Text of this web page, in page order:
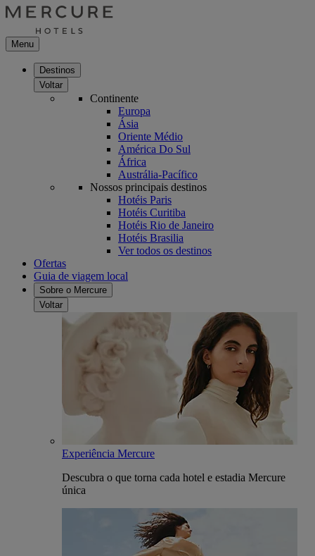
Menu
Destinos
Voltar
Continente
Europa
Ásia
Oriente Médio
América Do Sul
África
Austrália-Pacífico
Nossos principais destinos
Hotéis Paris
Hotéis Curitiba
Hotéis Rio de Janeiro
Hotéis Brasilia
Ver todos os destinos
Ofertas
Guia de viagem local
Sobre o Mercure
Voltar
Experiência Mercure
Descubra o que torna cada hotel e estadia Mercure
única